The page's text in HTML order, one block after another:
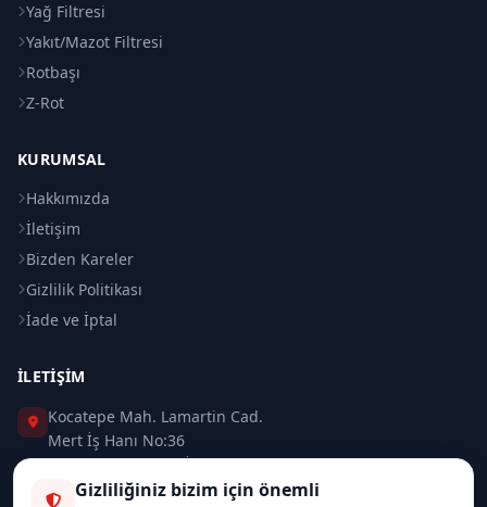
Yağ Filtresi
Yakıt/Mazot Filtresi
Rotbaşı
Z-Rot
KURUMSAL
Hakkımızda
İletişim
Bizden Kareler
Gizlilik Politikası
İade ve İptal
İLETIŞIM
Kocatepe Mah. Lamartin Cad.
Mert İş Hanı No:36
Taksim / Beyoğlu / İSTANBUL
Gizliliğiniz bizim için önemli